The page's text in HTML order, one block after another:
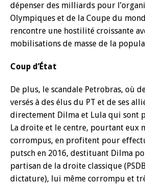
dépenser des milliards pour
Olympiques et de la Coupe du
rencontre une hostilité croissante
mobilisations de masse de la
Coup d’État
De plus, le scandale Petrobras, où
versés à des élus du PT et de ses
directement Dilma et Lula qui sont
La droite et le centre, pourtant eux
corrompus, en profitent pour
putsch en 2016, destituant Dilma
partisan de la droite classique
dictature), lui même corrompu et